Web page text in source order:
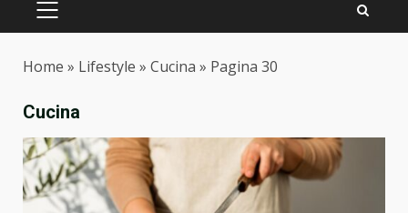
PRIMARY
Home » Lifestyle » Cucina » Pagina 30
Cucina